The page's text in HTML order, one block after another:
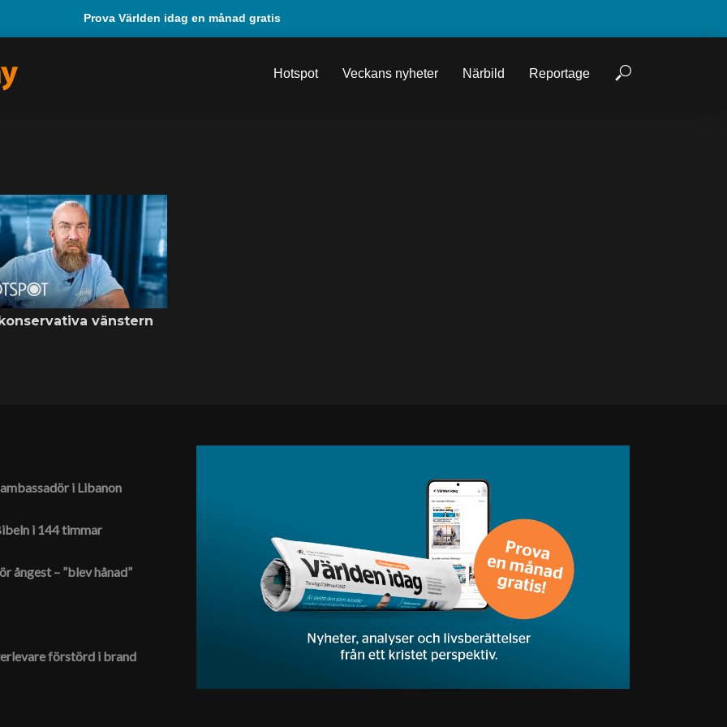
Prova Världen idag en månad gratis
Hotspot Veckans nyheter Närbild Reportage
vänstern
i Libanon
i 144 timmar
ångest – ”blev hånad”
förstörd i brand